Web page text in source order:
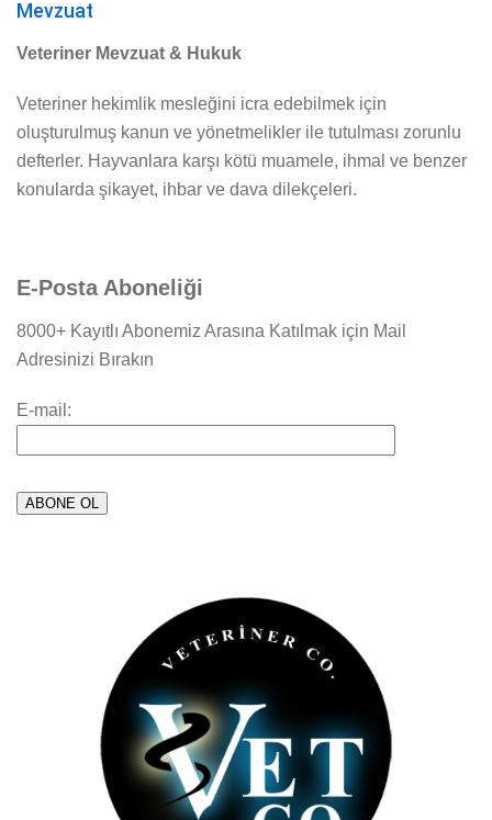
Mevzuat
Veteriner Mevzuat & Hukuk
Veteriner hekimlik mesleğini icra edebilmek için
oluşturulmuş kanun ve yönetmelikler ile tutulması zorunlu
defterler. Hayvanlara karşı kötü muamele, ihmal ve benzer
konularda şikayet, ihbar ve dava dilekçeleri.
E-Posta Aboneliği
8000+ Kayıtlı Abonemiz Arasına Katılmak için Mail
Adresinizi Bırakın
E-mail: